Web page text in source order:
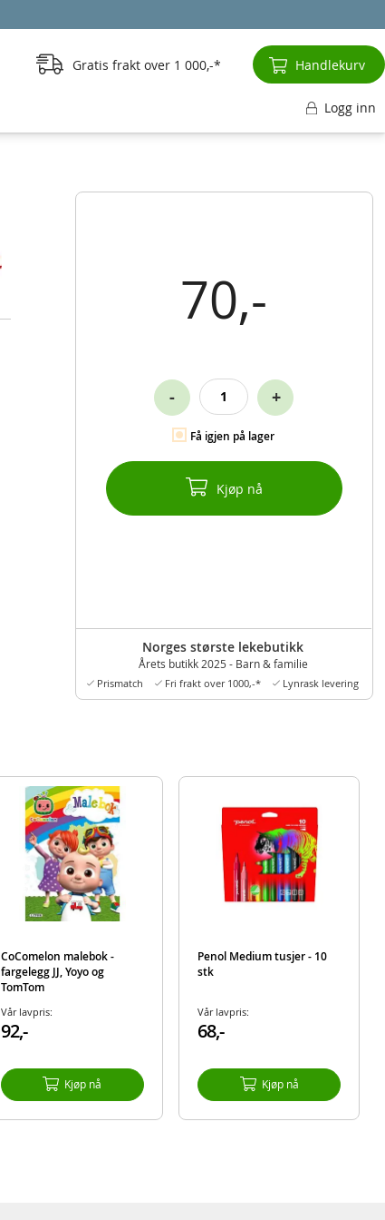
70,-
Få igjen på lager
- +
Kjøp nå
Norges største lekebutikk
Årets butikk 2025 - Barn & familie
Prismatch Fri frakt over 1000,-* Lynrask levering
CoComelon malebok -
fargelegg JJ, Yoyo og
TomTom
Vår lavpris:
92,-
Kjøp nå
Penol Medium tusjer - 10
stk
Vår lavpris:
68,-
Kjøp nå
Gratis frakt over 1 000,- Handlekurv
Logg inn